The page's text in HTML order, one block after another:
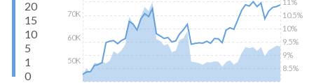
0
1
5
10
15
20
10.5%
10%
9.5%
9%
8.5%
70K
60K
50K